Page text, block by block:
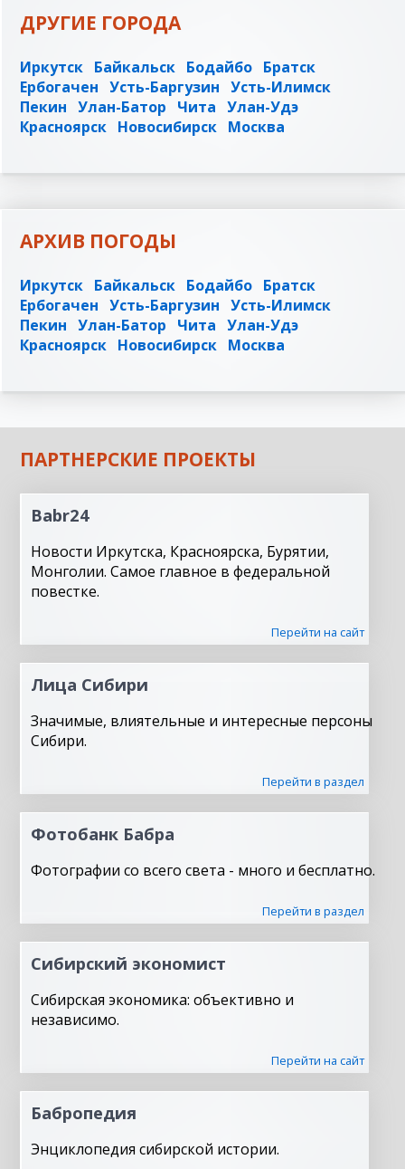
ДРУГИЕ ГОРОДА
Иркутск Байкальск Бодайбо Братск
Ербогачен Усть-Баргузин Усть-Илимск
Пекин Улан-Батор Чита Улан-Удэ
Красноярск Новосибирск Москва
АРХИВ ПОГОДЫ
Иркутск Байкальск Бодайбо Братск
Ербогачен Усть-Баргузин Усть-Илимск
Пекин Улан-Батор Чита Улан-Удэ
Красноярск Новосибирск Москва
ПАРТНЕРСКИЕ ПРОЕКТЫ
Babr24
Новости Иркутска, Красноярска, Бурятии,
Монголии. Самое главное в федеральной
повестке.
Перейти на сайт
Лица Сибири
Значимые, влиятельные и интересные персоны
Сибири.
Перейти в раздел
Фотобанк Бабра
Фотографии со всего света - много и бесплатно.
Перейти в раздел
Сибирский экономист
Сибирская экономика: объективно и
независимо.
Перейти на сайт
Бабропедия
Энциклопедия сибирской истории.